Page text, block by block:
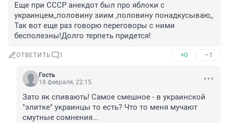
Еще при СССР анекдот был про яблоки с
украинцем,,половину зиим ,половину понадкусываю,,
Так вот еще раз говорю переговоры с ними
бесполезны!Долго терпеть придется!
ОТВЕТИТЬ 1 +0 –1
Гость
18 февраля, 22:15
Зато як спивають! Самое смешное - в украинской
"элитке" украинцы то есть? Что то меня мучают
смутные сомнения...